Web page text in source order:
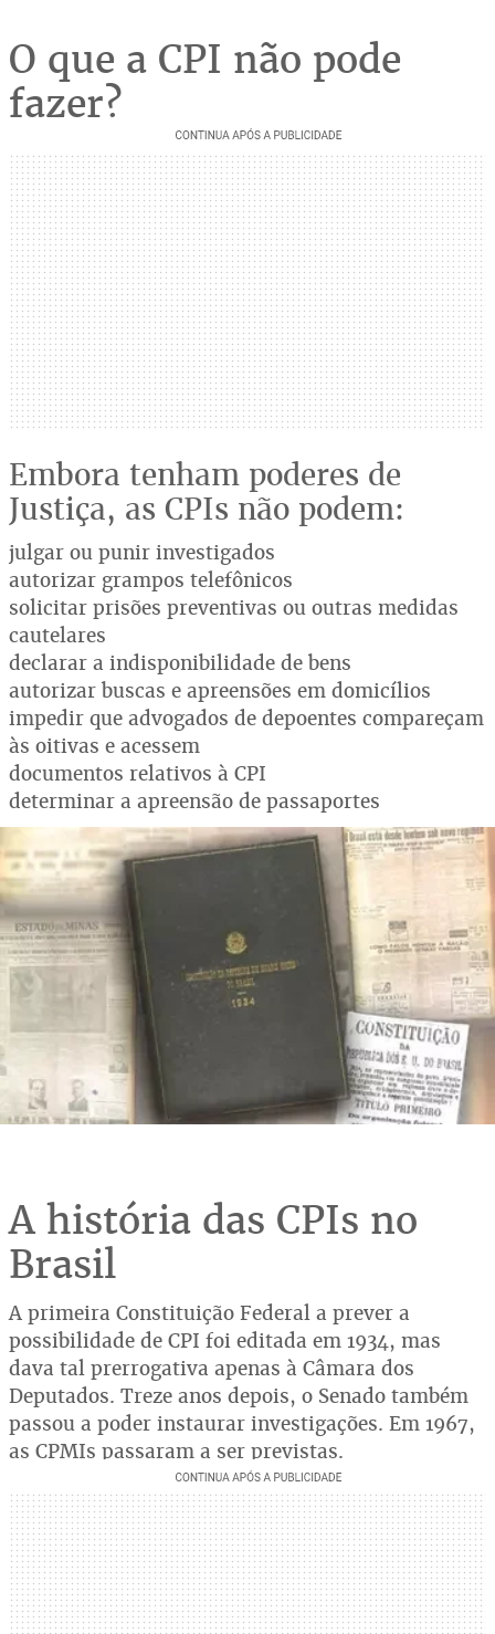
O que a CPI não pode
fazer?
Embora tenham poderes de
Justiça, as CPIs não podem:
julgar ou punir investigados
autorizar grampos telefônicos
solicitar prisões preventivas ou outras medidas
cautelares
declarar a indisponibilidade de bens
autorizar buscas e apreensões em domicílios
impedir que advogados de depoentes compareçam
às oitivas e acessem
documentos relativos à CPI
determinar a apreensão de passaportes
A história das CPIs no
Brasil
A primeira Constituição Federal a prever a
possibilidade de CPI foi editada em 1934, mas
dava tal prerrogativa apenas à Câmara dos
Deputados. Treze anos depois, o Senado também
passou a poder instaurar investigações. Em 1967,
as CPMIs passaram a ser previstas.